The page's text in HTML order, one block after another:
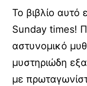
Το βιβλίο αυτό
Sunday times!
αστυνομικό
μυστηριώδη
με